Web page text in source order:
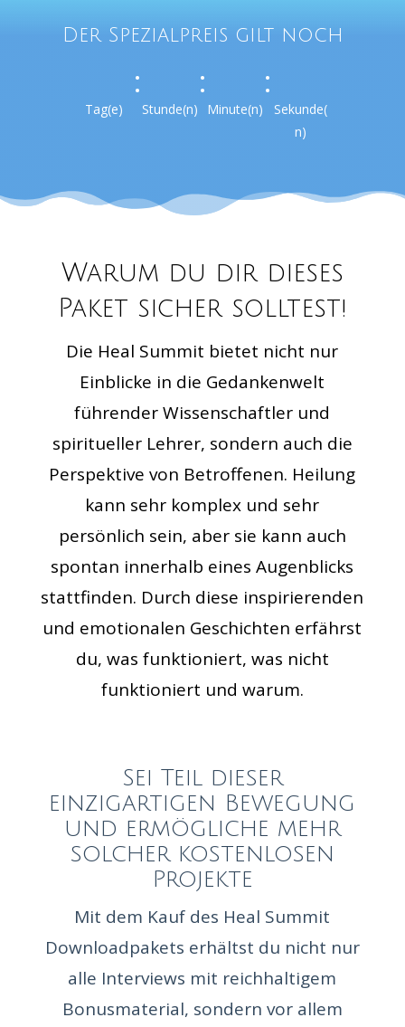
Der Spezialpreis gilt noch
Tag(e)
:
Stunde(n)
:
Minute(n)
:
Sekunde(
n)
Warum du dir dieses
Paket sicher solltest!
Die Heal Summit bietet nicht nur
Einblicke in die Gedankenwelt
führender Wissenschaftler und
spiritueller Lehrer, sondern auch die
Perspektive von Betroffenen. Heilung
kann sehr komplex und sehr
persönlich sein, aber sie kann auch
spontan innerhalb eines Augenblicks
stattfinden. Durch diese inspirierenden
und emotionalen Geschichten erfährst
du, was funktioniert, was nicht
funktioniert und warum.
Sei Teil dieser
einzigartigen Bewegung
und ermögliche mehr
solcher kostenlosen
Projekte
Mit dem Kauf des Heal Summit
Downloadpakets erhältst du nicht nur
alle Interviews mit reichhaltigem
Bonusmaterial, sondern vor allem